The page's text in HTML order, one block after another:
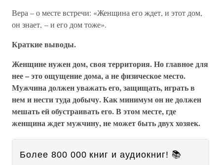
Вера – о месте встречи: «Женщина его ждет, и этот дом,
он знает, – и его дом тоже».
Краткие выводы.
Женщине нужен дом, своя территория. Но главное для
нее – это ощущение дома, а не физическое место.
Мужчина должен уважать его, защищать, играть в
нем и нести туда добычу. Как минимум он не должен
мешать ей обустраивать его. В этом месте, где
женщина ждет мужчину, не может быть двух хозяек.
Более 800 000 книг и аудиокниг! 📚